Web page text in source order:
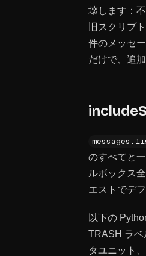
壊します：
旧スクリプ
件のメッセ
だけで、追
のすべてと
ルボックス
エストでデ
以下の
TRASH ラベ
タユニット